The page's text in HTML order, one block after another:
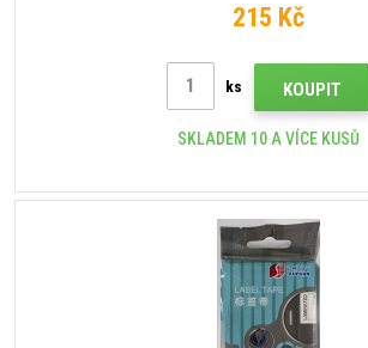
215 Kč
ks KOUPIT
SKLADEM 10 A VÍCE KUSŮ